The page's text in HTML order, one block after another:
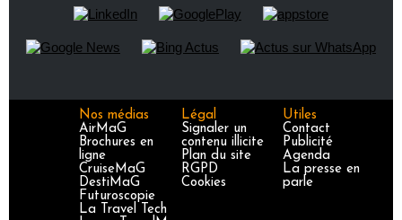
Nos médias
AirMaG
Brochures en
ligne
CruiseMaG
DestiMaG
Futuroscopie
La Travel Tech
Légal
Signaler un
contenu illicite
Plan du site
RGPD
Cookies
Utiles
Contact
Publicité
Agenda
La presse en
parle